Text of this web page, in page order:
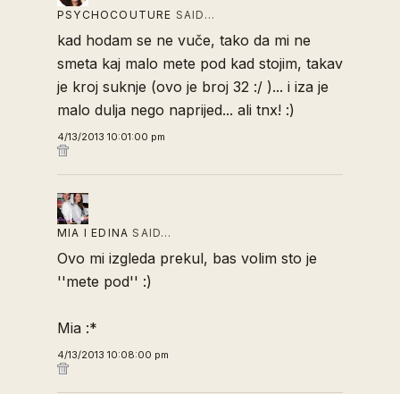
PSYCHOCOUTURE SAID…
kad hodam se ne vuče, tako da mi ne
smeta kaj malo mete pod kad stojim, takav
je kroj suknje (ovo je broj 32 :/ )... i iza je
malo dulja nego naprijed... ali tnx! :)
4/13/2013 10:01:00 pm
MIA I EDINA SAID…
Ovo mi izgleda prekul, bas volim sto je
''mete pod'' :)
Mia :*
4/13/2013 10:08:00 pm